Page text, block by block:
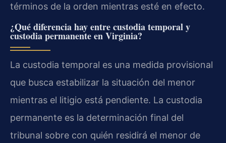
términos de la orden mientras esté en efecto.
¿Qué diferencia hay entre custodia temporal y
custodia permanente en Virginia?
La custodia temporal es una medida provisional
que busca estabilizar la situación del menor
mientras el litigio está pendiente. La custodia
permanente es la determinación final del
tribunal sobre con quién residirá el menor de